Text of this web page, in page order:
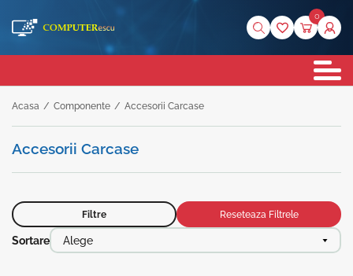
0
Acasa / Componente / Accesorii Carcase
Accesorii Carcase
Filtre Reseteaza Filtrele
Sortare Alege